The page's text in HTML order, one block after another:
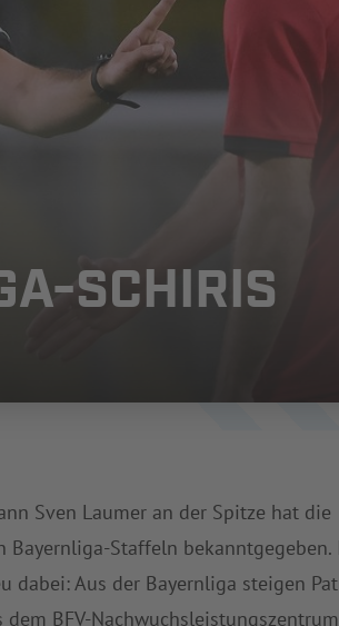
SCHIRIS
Sven Laumer an der Spitze hat die
Staffeln bekanntgegeben.
Aus der Bayernliga steigen
BFV-